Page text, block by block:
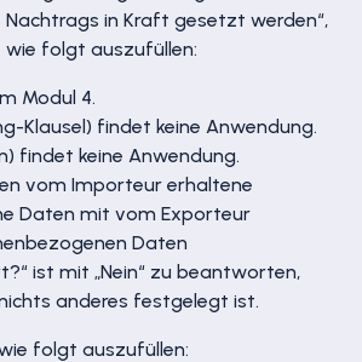
Nachtrags in Kraft gesetzt werden“,
wie folgt auszufüllen:
Modul 4.
Klausel) findet keine Anwendung.
findet keine Anwendung.
vom Importeur erhaltene
Daten mit vom Exporteur
Daten
ist mit „Nein“ zu beantworten,
anderes festgelegt ist.
folgt auszufüllen: